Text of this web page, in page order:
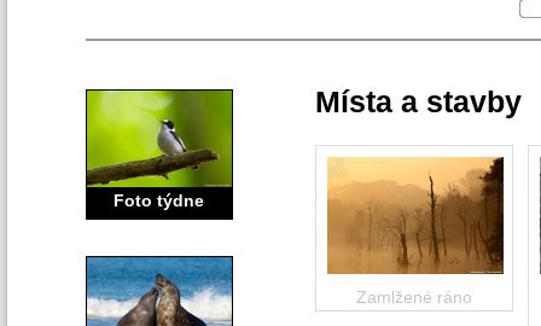
Foto týdne
Místa a stavby
Zamlžené ráno